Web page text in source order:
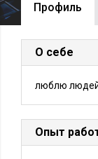
Профиль
О себе
люблю
Опыт